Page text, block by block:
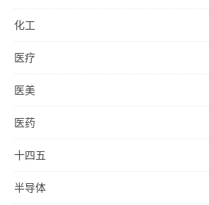
化工
医疗
医美
医药
十四五
半导体